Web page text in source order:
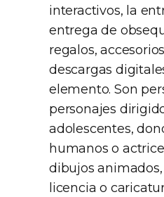
interactivos, la
entrega de
regalos,
descargas
elemento. Son
personajes
adolescentes,
humanos o
dibujos
licencia o